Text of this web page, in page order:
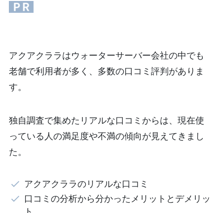
アクアクララはウォーターサーバー会社の中でも
老舗で利用者が多く、多数の口コミ評判がありま
す。
独自調査で集めたリアルな口コミからは、現在使
っている人の満足度や不満の傾向が見えてきまし
た。
アクアクララのリアルな口コミ
口コミの分析から分かったメリットとデメリッ